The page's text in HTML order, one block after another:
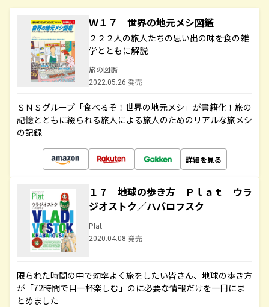
Ｗ１７ 世界の地元メシ図鑑
２２２人の旅人たちの思い出の味を食の雑
学とともに解説
旅の図鑑
2022.05.26 発売
ＳＮＳグループ「食べるぞ！世界の地元メシ」が書籍化！旅の
記憶とともに綴られる旅人による旅人のためのリアルな旅メシ
の記録
詳細を見る
１７ 地球の歩き方 Ｐｌａｔ ウラ
ジオストク／ハバロフスク
Plat
2020.04.08 発売
限られた時間の中で効率よく旅をしたい皆さん、地球の歩き方
が「72時間で目一杯楽しむ」のに必要な情報だけを一冊にま
とめました